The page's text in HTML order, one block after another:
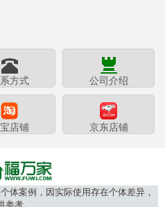
方式 公司介绍
店铺 京东店铺
体案例，因实际使用存在个体差异，
参考。